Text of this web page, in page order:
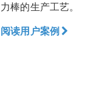
力棒的生产工艺。
阅读用户案例